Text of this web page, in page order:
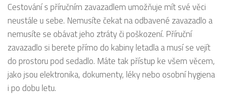
Cestování s příručním zavazadlem umožňuje mít své věci
neustále u sebe. Nemusíte čekat na odbavené zavazadlo a
nemusíte se obávat jeho ztráty či poškození. Příruční
zavazadlo si berete přímo do kabiny letadla a musí se vejít
do prostoru pod sedadlo. Máte tak přístup ke všem věcem,
jako jsou elektronika, dokumenty, léky nebo osobní hygiena
i po dobu letu.